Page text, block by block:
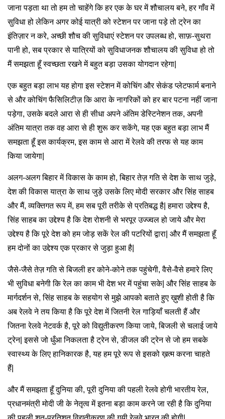
जाना पड़ता था तो हम तो चाहेंगे कि हर एक के घर में शौचालय बने, हर गाँव में
सुविधा हो लेकिन अगर कोई यात्री को स्टेशन पर जाना पड़े तो ट्रेन का
इंतिज़ार न करे, अच्छी शौच की सुविधाएं स्टेशन पर उपलब्ध हो, साफ़-सुथरा
पानी हो, सब प्रकार से यात्रियों को सुविधाजनक शौचालय की सुविधा हो तो
मैं समझता हूँ स्वच्छता रखने में बहुत बड़ा उसका योगदान रहेगा|
एक बहुत बड़ा लाभ यह होगा इस स्टेशन में कोचिंग और सेकंड प्लेटफार्म बनाने
से और कोचिंग फैसिलिटीज़ कि आरा के नागरिकों को हर बार पटना नहीं जाना
पड़ेगा, उसके बदले आरा से ही सीधा अपने अंतिम डेस्टिनेशन तक, अपनी
अंतिम यात्रा तक वह आरा से ही शुरू कर सकेंगे, यह एक बहुत बड़ा लाभ मैं
समझता हूँ इस कार्यक्रम, इस काम से आरा में रेलवे की तरफ से यह काम
किया जायेगा|
अलग-अलग बिहार में विकास के काम हो, बिहार तेज़ गति से देश के साथ जुड़े,
देश की विकास यात्रा के साथ जुड़े उसके लिए मोदी सरकार और सिंह साहब
और मैं, व्यक्तिगत रूप में, हम सब पूरी तरीके से प्रतिबद्ध है| हमारा उद्देश्य है,
सिंह साहब का उद्देश्य है कि देश रोशनी से भरपूर उज्ज्वल हो जाये और मेरा
उद्देश्य है कि पूरे देश को हम जोड़ सकें रेल की पटरियों द्वारा| और मैं समझता हूँ
हम दोनों का उद्देश्य एक प्रकार से जुड़ा हुआ है|
जैसे-जैसे तेज़ गति से बिजली हर कोने-कोने तक पहुंचेगी, वैसे-वैसे हमारे लिए
भी सुविधा बनेगी कि रेल का काम भी देश भर में पहुंचा सके| और सिंह साहब के
मार्गदर्शन से, सिंह साहब के सहयोग से मुझे आपको बताते हुए ख़ुशी होती है कि
अब रेलवे ने तय किया है कि पूरे देश में जितनी रेल गाड़ियाँ चलती हैं और
जितना रेलवे नेटवर्क है, पूरे को विद्युतीकरण किया जाये, बिजली से चलाई जाये
ट्रेन| इससे जो धुँआ निकलता है ट्रेन से, डीजल की ट्रेन से जो हम सबके
स्वास्थ्य के लिए हानिकारक है, यह हम पूरे रूप से इसको ख़त्म करना चाहते
हैं|
और मैं समझता हूँ दुनिया की, पूरी दुनिया की पहली रेलवे होगी भारतीय रेल,
प्रधानमंत्री मोदी जी के नेतृत्व में इतना बड़ा काम करने जा रही है कि दुनिया